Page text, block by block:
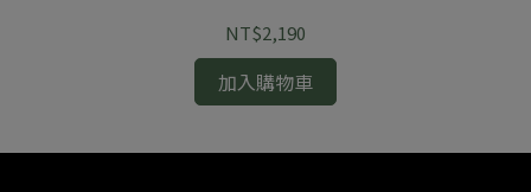
NT$2,190
加入購物車